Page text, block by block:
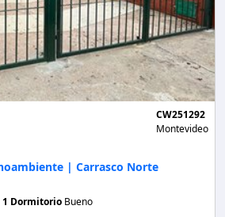
CW251292
Montevideo
| Carrasco Norte
1 Dormitorio Bueno